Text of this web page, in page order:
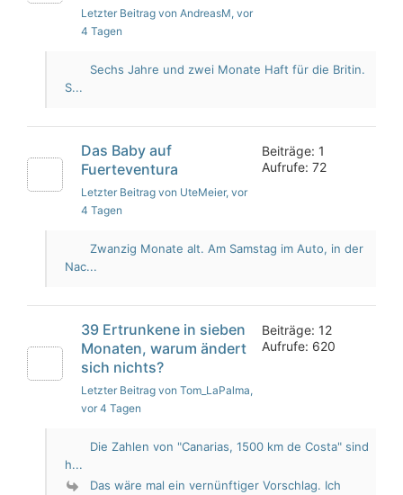
Letzter Beitrag von AndreasM, vor
4 Tagen
Sechs Jahre und zwei Monate Haft für die Britin.
S...
Das Baby auf
Fuerteventura
Letzter Beitrag von UteMeier, vor
4 Tagen
Beiträge: 1
Aufrufe: 72
Zwanzig Monate alt. Am Samstag im Auto, in der
Nac...
39 Ertrunkene in sieben
Monaten, warum ändert
sich nichts?
Letzter Beitrag von Tom_LaPalma,
vor 4 Tagen
Beiträge: 12
Aufrufe: 620
Die Zahlen von "Canarias, 1500 km de Costa" sind
h...
Das wäre mal ein vernünftiger Vorschlag. Ich